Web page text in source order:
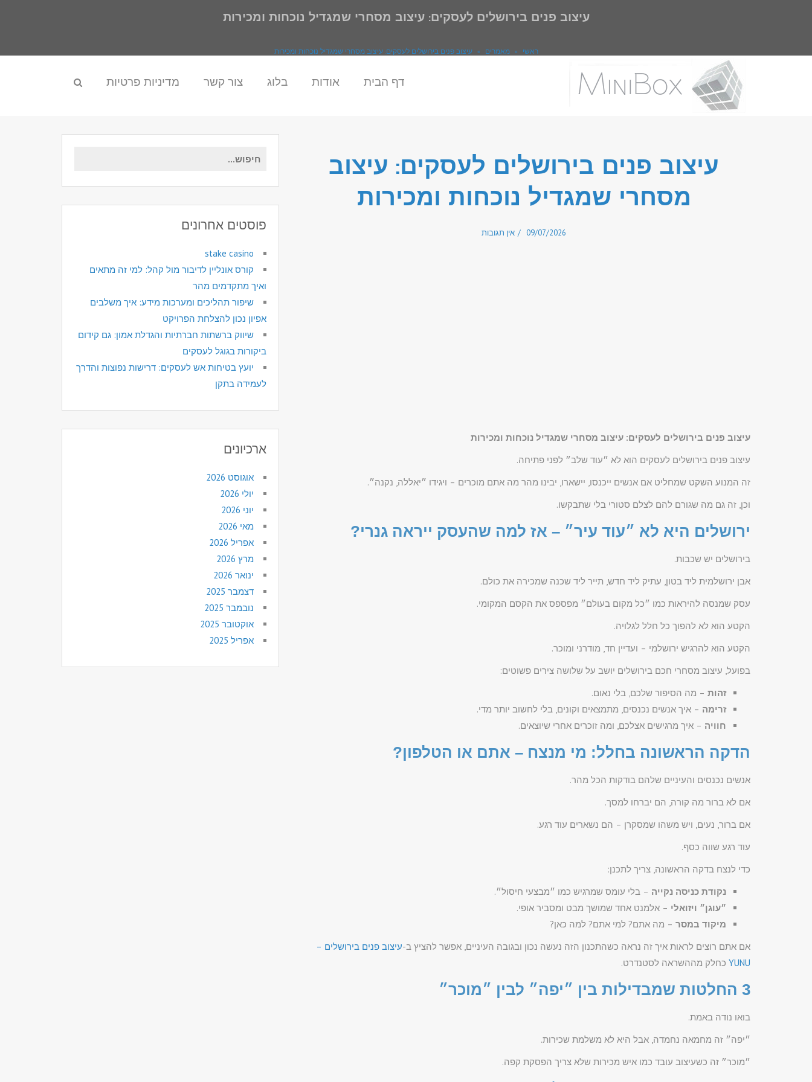
עיצוב פנים בירושלים לעסקים: עיצוב מסחרי שמגדיל נוכחות ומכירות
ראשי » מאמרים » עיצוב פנים בירושלים לעסקים: עיצוב מסחרי שמגדיל נוכחות ומכירות
דף הבית אודות בלוג צור קשר מדיניות פרטיות
עיצוב פנים בירושלים לעסקים: עיצוב
מסחרי שמגדיל נוכחות ומכירות
09/07/2026 אין תגובות
עיצוב פנים בירושלים לעסקים: עיצוב מסחרי שמגדיל נוכחות ומכירות
עיצוב פנים בירושלים לעסקים הוא לא ״עוד שלב״ לפני פתיחה.
זה המנוע השקט שמחליט אם אנשים ייכנסו, יישארו, יבינו מהר מה אתם מוכרים – ויגידו ״יאללה, נקנה״.
וכן, זה גם מה שגורם להם לצלם סטורי בלי שתבקשו.
ירושלים היא לא ״עוד עיר״ – אז למה שהעסק ייראה גנרי?
בירושלים יש שכבות.
אבן ירושלמית ליד בטון, עתיק ליד חדש, תייר ליד שכנה שמכירה את כולם.
עסק שמנסה להיראות כמו ״כל מקום בעולם״ מפספס את הקסם המקומי.
הקטע הוא לא להפוך כל חלל לגלויה.
הקטע הוא להרגיש ירושלמי – ועדיין חד, מודרני ומוכר.
בפועל, עיצוב מסחרי חכם בירושלים יושב על שלושה צירים פשוטים:
זהות – מה הסיפור שלכם, בלי נאום.
זרימה – איך אנשים נכנסים, מתמצאים וקונים, בלי לחשוב יותר מדי.
חוויה – איך מרגישים אצלכם, ומה זוכרים אחרי שיוצאים.
הדקה הראשונה בחלל: מי מנצח – אתם או הטלפון?
אנשים נכנסים והעיניים שלהם בודקות הכל מהר.
אם לא ברור מה קורה, הם יברחו למסך.
אם ברור, נעים, ויש משהו שמסקרן – הם נשארים עוד רגע.
עוד רגע שווה כסף.
כדי לנצח בדקה הראשונה, צריך לתכנן:
נקודת כניסה נקייה – בלי עומס שמרגיש כמו ״מבצעי חיסול״.
״עוגן״ ויזואלי – אלמנט אחד שמושך מבט ומסביר אופי.
מיקוד במסר – מה אתם? למי אתם? למה כאן?
אם אתם רוצים לראות איך זה נראה כשהתכנון הזה נעשה נכון ובגובה העיניים, אפשר להציץ ב-עיצוב פנים בירושלים –
YUNU כחלק מההשראה לסטנדרט.
3 החלטות שמבדילות בין ״יפה״ לבין ״מוכר״
בואו נודה באמת.
״יפה״ זה מחמאה נחמדה, אבל היא לא משלמת שכירות.
״מוכר״ זה כשעיצוב עובד כמו איש מכירות שלא צריך הפסקת קפה.
חיפוש
פוסטים אחרונים
stake casino
קורס אונליין לדיבור מול קהל: למי זה מתאים
ואיך מתקדמים מהר
שיפור תהליכים ומערכות מידע: איך משלבים
אפיון נכון להצלחת הפרויקט
שיווק ברשתות חברתיות והגדלת אמון: גם קידום
ביקורות בגוגל לעסקים
יועץ בטיחות אש לעסקים: דרישות נפוצות והדרך
לעמידה בתקן
ארכיונים
אוגוסט 2026
יולי 2026
יוני 2026
מאי 2026
אפריל 2026
מרץ 2026
ינואר 2026
דצמבר 2025
נובמבר 2025
אוקטובר 2025
אפריל 2025